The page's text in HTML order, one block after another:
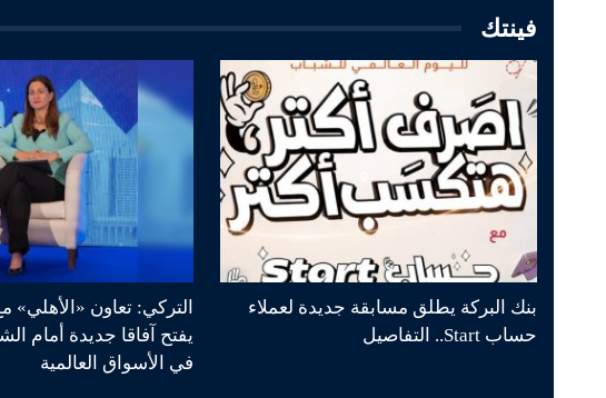
فينتك
بنك البركة يطلق مسابقة جديدة لعملاء
حساب Start.. التفاصيل
التركي: تعاون «الأهلي»
يفتح آفاقا جديدة أمام
في الأسواق العالمية